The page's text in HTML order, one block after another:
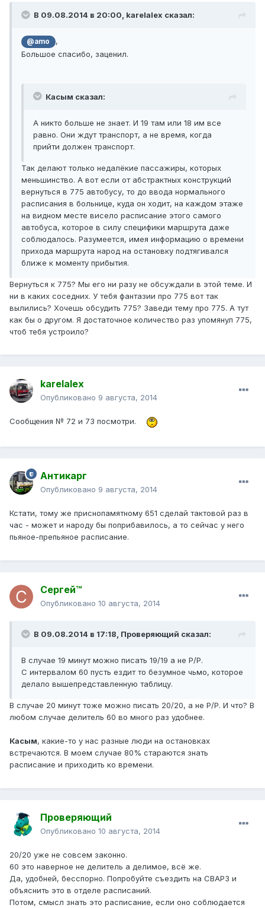
В 09.08.2014 в 20:00, karelalex сказал:
@amo
,
Большое спасибо, заценил.
Касым сказал:
А никто больше не знает. И 19 там или 18 им все
равно. Они ждут транспорт, а не время, когда
прийти должен транспорт.
Так делают только недалёкие пассажиры, которых
меньшинство. А вот если от абстрактных конструкций
вернуться в 775 автобусу, то до ввода нормального
расписания в больнице, куда он ходит, на каждом этаже
на видном месте висело расписание этого самого
автобуса, которое в силу специфики маршрута даже
соблюдалось. Разумеется, имея информацию о времени
прихода маршрута народ на остановку подтягивался
ближе к моменту прибытия.
Вернуться к 775? Мы его ни разу не обсуждали в этой теме. И
ни в каких соседних. У тебя фантазии про 775 вот так
вылились? Хочешь обсудить 775? Заведи тему про 775. А тут
как бы о другом. Я достаточное количество раз упомянул 775,
чтоб тебя устроило?
karelalex
Опубликовано 9 августа, 2014
Сообщения № 72 и 73 посмотри.
Антикарг
Опубликовано 9 августа, 2014
Кстати, тому же приснопамятному 651 сделай тактовой раз в
час - может и народу бы поприбавилось, а то сейчас у него
пьяное-препьяное расписание.
Сергей™
Опубликовано 10 августа, 2014
В 09.08.2014 в 17:18, Проверяющий сказал:
В случае 19 минут можно писать 19/19 а не Р/Р.
С интервалом 60 пусть ездит то безумное чьмо, которое
делало вышепредставленную таблицу.
В случае 20 минут тоже можно писать 20/20, а не Р/Р. И что? В
любом случае делитель 60 во много раз удобнее.
Касым, какие-то у нас разные люди на остановках
встречаются. В моем случае 80% стараются знать
расписание и приходить ко времени.
Проверяющий
Опубликовано 10 августа, 2014
20/20 уже не совсем законно.
60 это наверное не делитель а делимое, всё же.
Да, удобней, бесспорно. Попробуйте съездить на СВАРЗ и
объяснить это в отделе расписаний.
Потом, смысл знать это расписание, если оно соблюдается